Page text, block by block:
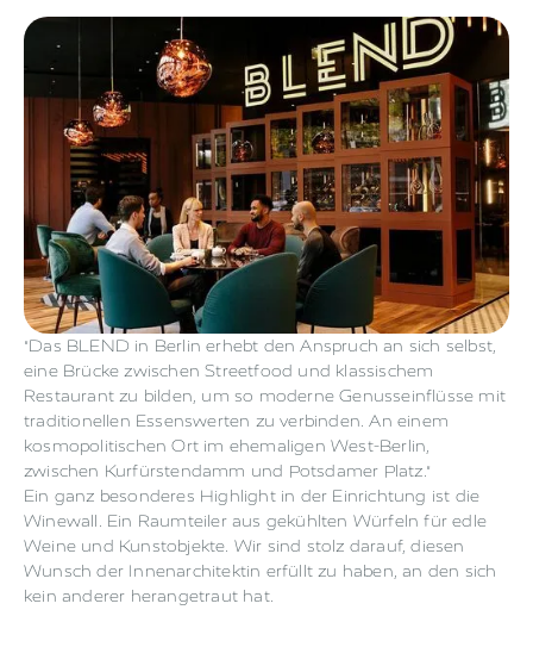
"Das BLEND in Berlin erhebt den Anspruch an sich selbst,
eine Brücke zwischen Streetfood und klassischem
Restaurant zu bilden, um so moderne Genusseinflüsse mit
traditionellen Essenswerten zu verbinden. An einem
kosmopolitischen Ort im ehemaligen West-Berlin,
zwischen Kurfürstendamm und Potsdamer Platz."
Ein ganz besonderes Highlight in der Einrichtung ist die
Winewall. Ein Raumteiler aus gekühlten Würfeln für edle
Weine und Kunstobjekte. Wir sind stolz darauf, diesen
Wunsch der Innenarchitektin erfüllt zu haben, an den sich
kein anderer herangetraut hat.